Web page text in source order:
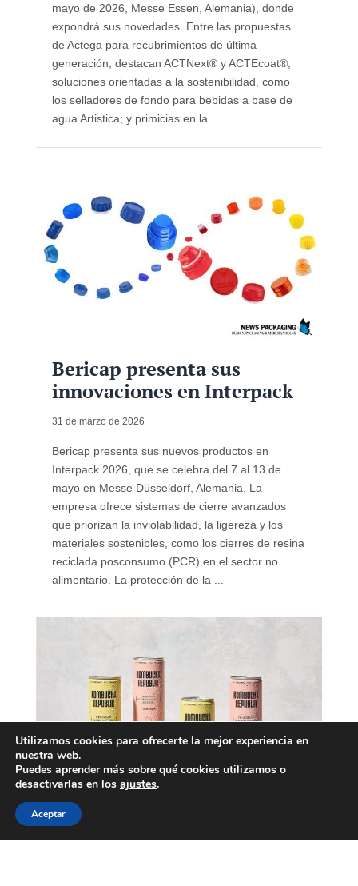
mayo de 2026, Messe Essen, Alemania), donde
expondrá sus novedades. Entre las propuestas
de Actega para recubrimientos de última
generación, destacan ACTNext® y ACTEcoat®;
soluciones orientadas a la sostenibilidad, como
los selladores de fondo para bebidas a base de
agua Artistica; y primicias en la ...
Bericap presenta sus
innovaciones en Interpack
31 de marzo de 2026
Bericap presenta sus nuevos productos en
Interpack 2026, que se celebra del 7 al 13 de
mayo en Messe Düsseldorf, Alemania. La
empresa ofrece sistemas de cierre avanzados
que priorizan la inviolabilidad, la ligereza y los
materiales sostenibles, como los cierres de resina
reciclada posconsumo (PCR) en el sector no
alimentario. La protección de la ...
Nace Kombucha Republik,
Utilizamos cookies para ofrecerte la mejor experiencia en
nuestra web.
Puedes aprender más sobre qué cookies utilizamos o
desactivarlas en los ajustes.
Aceptar